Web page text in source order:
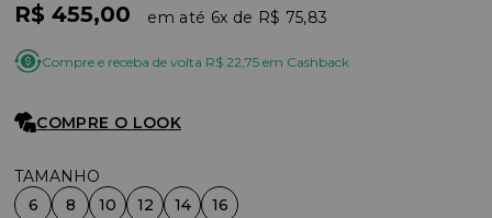
R$ 455,00 6x R$ 75,83
Compre e receba de volta R$ 22,75 em Cashback
COMPRE O LOOK
6 8 10 12 14 16